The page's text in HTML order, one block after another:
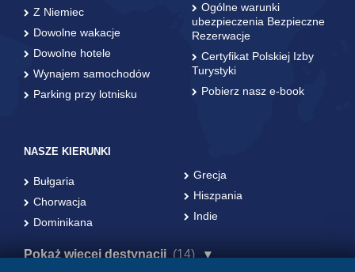
Z Niemiec
Dowolne wakacje
Dowolne hotele
Wynajem samochodów
Parking przy lotnisku
Ogólne warunki
ubezpieczenia Bezpieczne
Rezerwacje
Certyfikat Polskiej Izby
Turystyki
Pobierz nasz e-book
NASZE KIERUNKI
Bułgaria
Chorwacja
Dominikana
Grecja
Hiszpania
Indie
Pokaż więcej destynacji (14)